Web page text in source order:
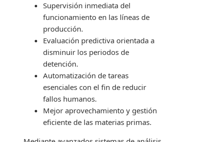
Supervisión inmediata del
funcionamiento en las líneas de
producción.
Evaluación predictiva orientada a
disminuir los periodos de
detención.
Automatización de tareas
esenciales con el fin de reducir
fallos humanos.
Mejor aprovechamiento y gestión
eficiente de las materias primas.